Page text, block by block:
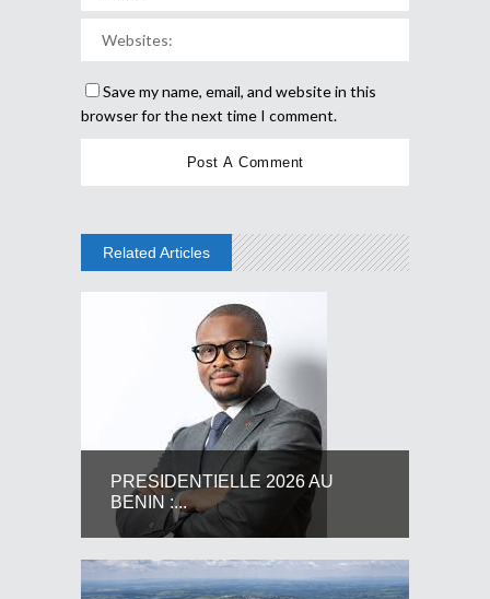
Save my name, email, and website in this
browser for the next time I comment.
Related Articles
PRESIDENTIELLE 2026 AU
BENIN :...